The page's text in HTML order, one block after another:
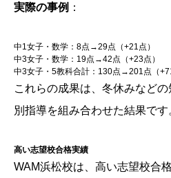
実際の事例 ：
中1女子・数学：8点→29点（+21点）
中3女子・数学：19点→42点（+23点）
中3女子・5教科合計：130点→201点（
これらの成果は、冬休みなど
別指導を組み合わせた結果です
高い志望校合格実績
WAM浜松校は、高い志望校合